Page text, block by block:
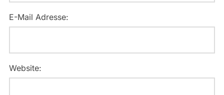
E-Mail Adresse:
Website: